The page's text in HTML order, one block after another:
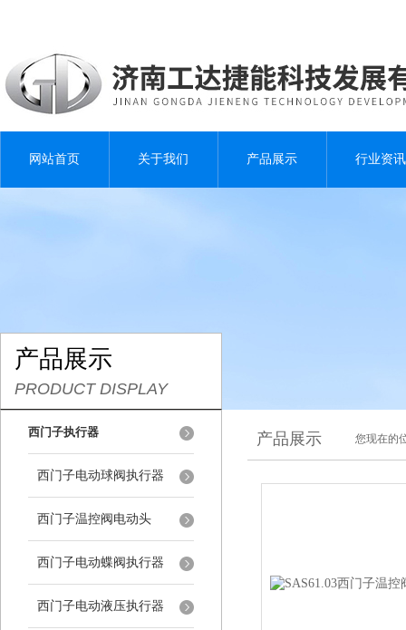
网站首页 关于我们 产品展示 行业资讯
产品展示
PRODUCT DISPLAY
西门子执行器
西门子电动球阀执行器
西门子温控阀电动头
西门子电动蝶阀执行器
西门子电动液压执行器
产品展示 您现在的